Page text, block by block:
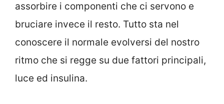
assorbire i componenti che ci servono e
bruciare invece il resto. Tutto sta nel
conoscere il normale evolversi del nostro
ritmo che si regge su due fattori principali,
luce ed insulina.